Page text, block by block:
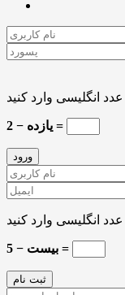
یازده − 2 =
بیست − 5 =